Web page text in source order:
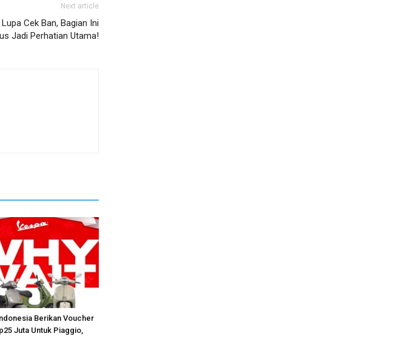
Next article
Cek Ban, Bagian Ini
Jadi Perhatian Utama!
Berikan Voucher
Juta Untuk Piaggio,